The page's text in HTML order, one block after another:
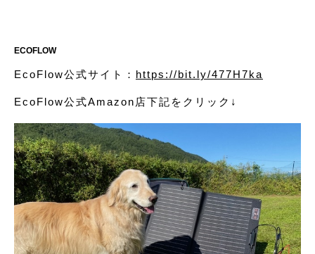
ECOFLOW
EcoFlow公式サイト： https://bit.ly/477H7ka
EcoFlow公式Amazon店下記をクリック↓